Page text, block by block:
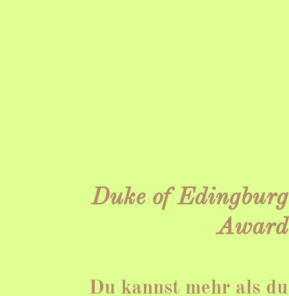
Duke of Edingburg
Award
Du kannst mehr als du